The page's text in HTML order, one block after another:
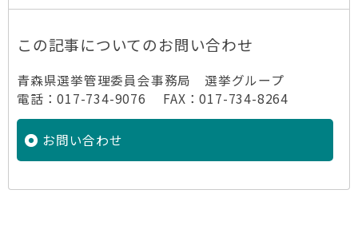
この記事についてのお問い合わせ
青森県選挙管理委員会事務局 選挙グループ
電話：017-734-9076 FAX：017-734-8264
お問い合わせ